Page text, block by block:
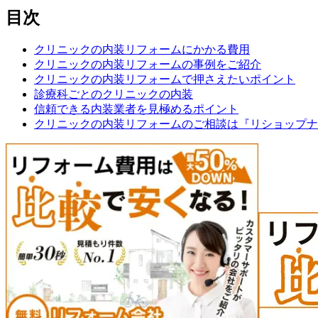
目次
クリニックの内装リフォームにかかる費用
クリニックの内装リフォームの事例をご紹介
クリニックの内装リフォームで押さえたいポイント
診療科ごとのクリニックの内装
信頼できる内装業者を見極めるポイント
クリニックの内装リフォームのご相談は『リショップ